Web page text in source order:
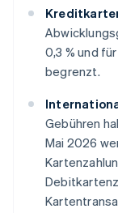
0,3 % und
begrenzt.
Gebühren
Mai 2026